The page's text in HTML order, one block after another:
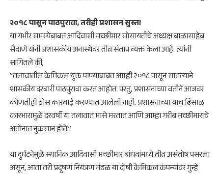
​२०१८ पासून पाठपुरावा, तरीही प्रशासन सुस्त!
​या गंभीर समस्येबाबत आदिवासी मच्छीमार सोसायटीचे अध्यक्ष बाळासाहेब
सैंदाणे यांनी प्रशासकीय अनास्थेवर तीव्र संताप व्यक्त केला आहे. त्यांनी
सांगितले की,
​”तलावातील केमिकल युक्त पाण्याबाबत आम्ही २०१८ पासून सातत्याने
शासकीय दरबारी पाठपुरावा करत आहोत. परंतु, प्रशासनाच्या वतीने आजवर
कोणतीही ठोस कारवाई करण्यात आलेली नाही. प्रशासनाच्या याच ढिसाळ
कारभारामुळे दरवर्षी या तलावात मासे मरतात आणि आम्हा गरीब मच्छीमारांचे
अतोनात नुकसान होते.”
​या दुर्घटनेमुळे स्थानिक आदिवासी मच्छीमार बांधवांमध्ये तीव्र असंतोष पसरला
असून, आता तरी प्रदूषण नियंत्रण मंडळ या दोषी केमिकल कंपन्यांवर गुन्हे